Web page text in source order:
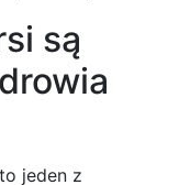
są
jeden z